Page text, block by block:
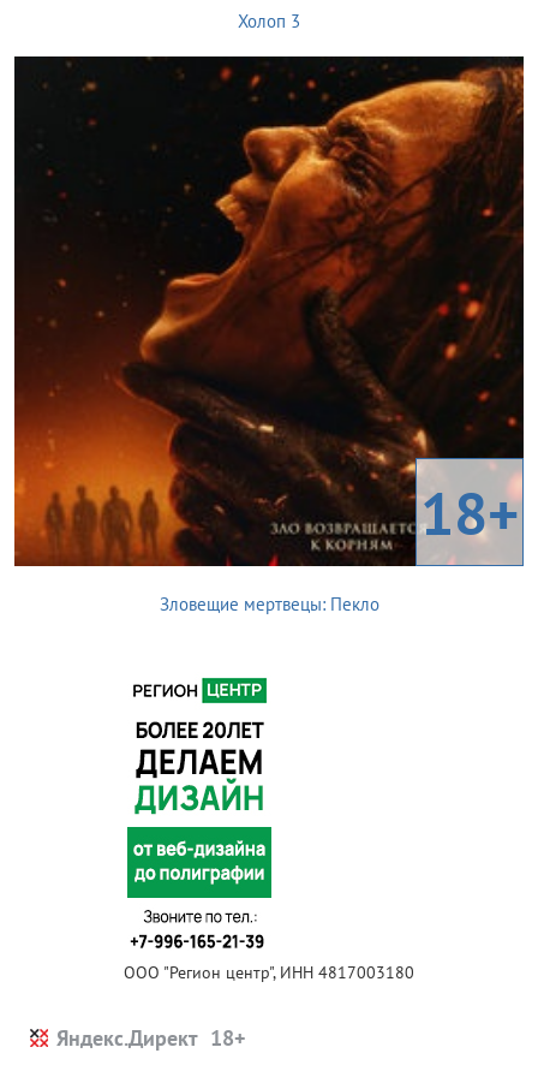
Холоп 3
18+
Зловещие мертвецы: Пекло
ООО "Регион центр", ИНН 4817003180
Яндекс.Директ